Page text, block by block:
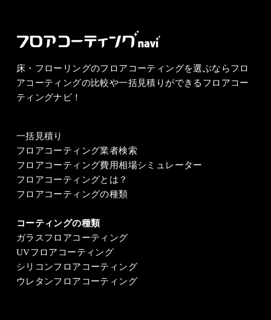
床・フローリングのフロアコーティングを選ぶならフロ
アコーティングの比較や一括見積りができるフロアコー
ティングナビ！
一括見積り
フロアコーティング業者検索
フロアコーティング費用相場シミュレーター
フロアコーティングとは？
フロアコーティングの種類
コーティングの種類
ガラスフロアコーティング
UVフロアコーティング
シリコンフロアコーティング
ウレタンフロアコーティング